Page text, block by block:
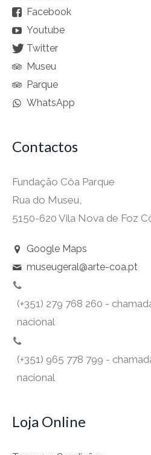
Facebook
Youtube
Twitter
Museu
Parque
WhatsApp
Contactos
Fundação Côa Parque
Rua do Museu,
5150-620 Vila Nova de Foz
Google Maps
museugeral@arte-coa.pt
(+351) 279 768 260 -
nacional
(+351) 965 778 799 -
nacional
Loja Online